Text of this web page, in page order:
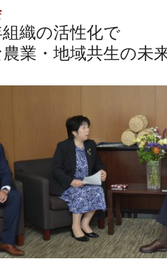
織の活性化で
業・地域共生の未